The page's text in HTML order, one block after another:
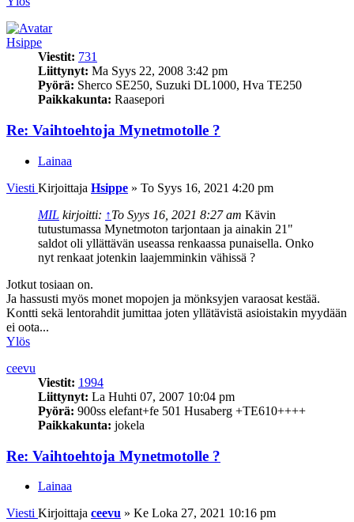
Hsippe
Viestit: 731
Liittynyt: Ma Syys 22, 2008 3:42 pm
Pyörä: Sherco SE250, Suzuki DL1000, Hva TE250
Paikkakunta: Raasepori
Re: Vaihtoehtoja Mynetmotolle ?
Lainaa
Viesti Kirjoittaja Hsippe » To Syys 16, 2021 4:20 pm
MIL kirjoitti: ↑To Syys 16, 2021 8:27 am Kävin
tutustumassa Mynetmoton tarjontaan ja ainakin 21"
saldot oli yllättävän useassa renkaassa punaisella. Onko
nyt renkaat jotenkin laajemminkin vähissä ?
Jotkut tosiaan on.
Ja hassusti myös monet mopojen ja mönksyjen varaosat kestää.
Kontti sekä lentorahdit jumittaa joten yllätävistä asioistakin myydään
ei oota...
Ylös
ceevu
Viestit: 1994
Liittynyt: La Huhti 07, 2007 10:04 pm
Pyörä: 900ss elefant+fe 501 Husaberg +TE610++++
Paikkakunta: jokela
Re: Vaihtoehtoja Mynetmotolle ?
Lainaa
Viesti Kirjoittaja ceevu » Ke Loka 27, 2021 10:16 pm